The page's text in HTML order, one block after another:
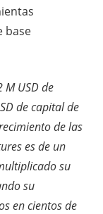
base
USD de
de capital de
de las
es de un
su
su
en cientos de